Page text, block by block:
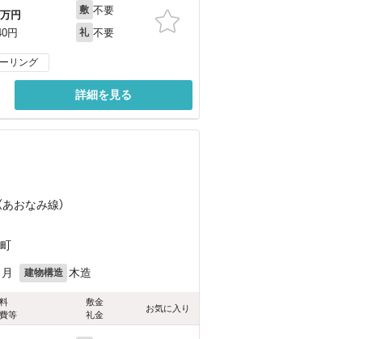
万円
円
敷 不要
礼 不要
リング
詳細を見る
あおなみ線）
建物構造 木造
等
敷金
礼金
お気に入り